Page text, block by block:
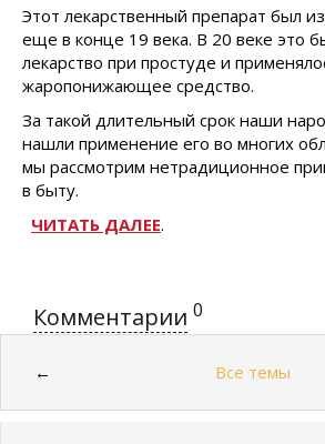
Этот лекарственный препарат был
еще в конце 19 века. В 20 веке это
лекарство при простуде и
жаропонижающее средство.
За такой длительный срок наши
нашли применение его во многих
мы рассмотрим нетрадиционное
в быту.
ЧИТАТЬ ДАЛЕЕ.
Комментарии 0
← Все темы